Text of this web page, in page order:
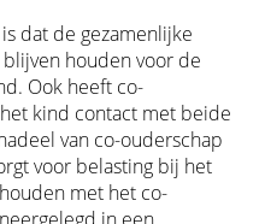
dat de gezamenlijke
houden voor de
Ook heeft co-
kind contact met beide
van co-ouderschap
voor belasting bij het
met het co-
in een